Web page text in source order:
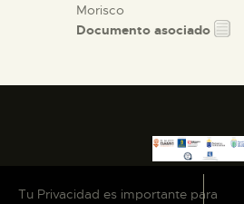
Morisco
Documento asociado
Tu Privacidad es importante para